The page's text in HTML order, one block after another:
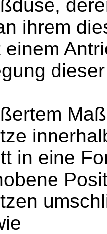
ihrem
einem
in eine